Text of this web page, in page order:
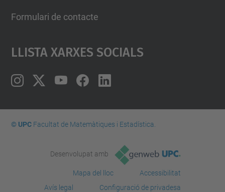
Formulari de contacte
Llista Xarxes Socials
© UPCFacultat de Matemàtiques i Estadí­stica.
Desenvolupat amb
Mapa del lloc
Accessibilitat
Avís legal
Configuració de privadesa